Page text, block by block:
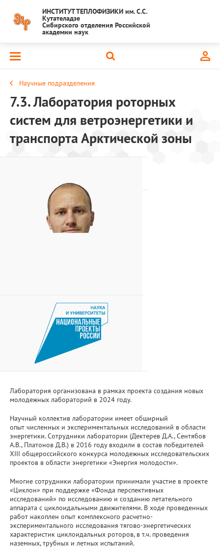
ИНСТИТУТ ТЕПЛОФИЗИКИ им. С.С.
Кутателадзе
Сибирского отделения Российской
академии наук
Научные подразделения
7.3. Лаборатория роторных
систем для ветроэнергетики и
транспорта Арктической зоны
Лаборатория организована в рамках проекта создания новых
молодежных лабораторий в 2024 году.
Научный коллектив лаборатории имеет обширный
опыт численных и экспериментальных исследований в области
энергетики. Сотрудники лаборатории (Дектерев Д.А., Сентябов
А.В., Платонов Д.В.) в 2016 году входили в состав победителей
XIII общероссийского конкурса молодежных исследовательских
проектов в области энергетики «Энергия молодости».
Многие сотрудники лаборатории принимали участие в проекте
«Циклон» при поддержке «Фонда перспективных
исследований» по исследованию и созданию летательного
аппарата с циклоидальными движителями. В ходе проведенных
работ накоплен опыт комплексного расчетно-
экспериментального исследования тягово-энергетических
характеристик циклоидальных роторов, в т.ч. проведения
наземных, трубных и летных испытаний.